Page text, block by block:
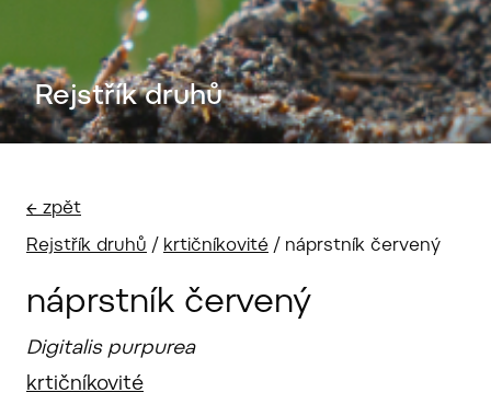
Rejstřík druhů
← zpět
Rejstřík druhů / krtičníkovité / náprstník červený
náprstník červený
Digitalis purpurea
krtičníkovité